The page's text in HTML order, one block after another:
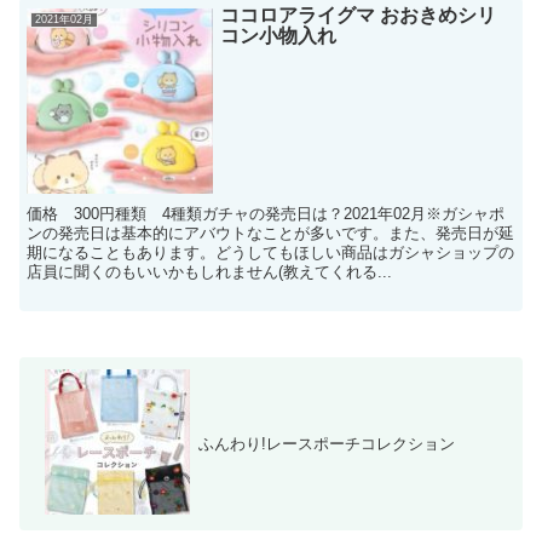
2021年02月
ココロアライグマ おおきめシリ
コン小物入れ
価格 300円種類 4種類ガチャの発売日は？2021年02月※ガシャポ
ンの発売日は基本的にアバウトなことが多いです。また、発売日が延
期になることもあります。どうしてもほしい商品はガシャショップの
店員に聞くのもいいかもしれません(教えてくれる...
ふんわり!レースポーチコレクション